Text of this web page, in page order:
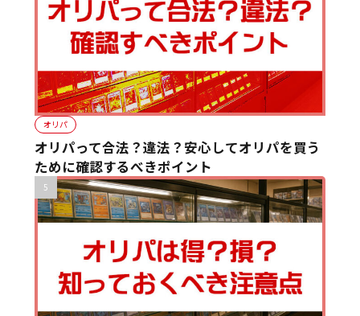
オリパ
オリパって合法？違法？安心してオリパを買う
ために確認するべきポイント